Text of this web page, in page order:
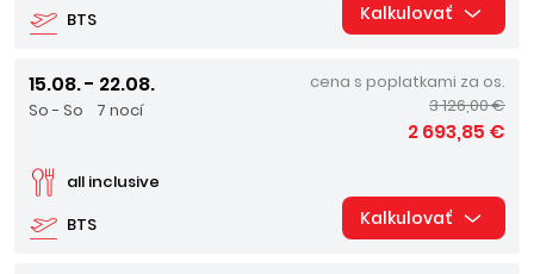
BTS Kalkulovať
15.08. - 22.08.
So - So 7 nocí
BTS
all inclusive
cena s poplatkami za os.
3 126,00 €
2 693,85 €
Kalkulovať